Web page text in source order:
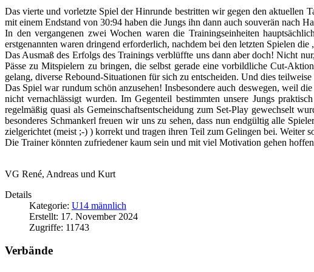
Das vierte und vorletzte Spiel der Hinrunde bestritten wir gegen den aktuellen
mit einem Endstand von 30:94 haben die Jungs ihn dann auch souverän nach
In den vergangenen zwei Wochen waren die Trainingseinheiten
erstgenannten waren dringend erforderlich, nachdem bei den letzten Spielen
Das Ausmaß des Erfolgs des Trainings verblüffte uns dann aber doch! Nicht
Pässe zu Mitspielern zu bringen, die selbst gerade eine vorbildliche Cut-
gelang, diverse Rebound-Situationen für sich zu entscheiden. Und dies
Das Spiel war rundum schön anzusehen! Insbesondere auch deswegen, weil
nicht vernachlässigt wurden. Im Gegenteil bestimmten unsere Jungs
regelmäßig quasi als Gemeinschaftsentscheidung zum Set-Play gewechselt
besonderes Schmankerl freuen wir uns zu sehen, dass nun endgültig alle
zielgerichtet (meist ;-) ) korrekt und tragen ihren Teil zum Gelingen bei. Weiter
Die Trainer könnten zufriedener kaum sein und mit viel Motivation gehen
VG René, Andreas und Kurt
Details
Kategorie: U14 männlich
Erstellt: 17. November 2024
Zugriffe: 11743
Verbände